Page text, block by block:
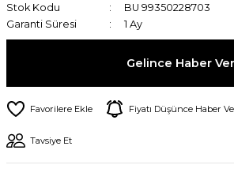
Stok Kodu
BU 99350228703
Garanti Süresi
1 Ay
Gelince Haber Ver
Fiyatı Düşünce Haber
Tavsiye Et